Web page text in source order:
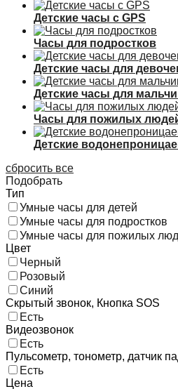
Детские часы с GPS
Часы для подростков
Детские часы для
Детские часы для
Часы для пожилых
Детские
сбросить все
Подобрать
Тип
Умные часы для детей
Умные часы для подростков
Умные часы для пожилых
Цвет
Черный
Розовый
Синий
Скрытый звонок, Кнопка SOS
Есть
Видеозвонок
Есть
Пульсометр, тонометр, датчик
Есть
Цена